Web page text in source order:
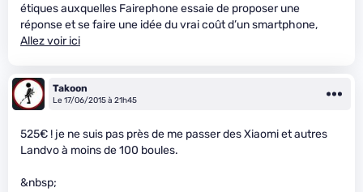
étiques auxquelles Fairephone essaie de proposer une
réponse et se faire une idée du vrai coût d’un smartphone,
Allez voir ici
Takoon
Le 17/06/2015 à 21h45
525€ ! je ne suis pas près de me passer des Xiaomi et autres
Landvo à moins de 100 boules.
&nbsp;